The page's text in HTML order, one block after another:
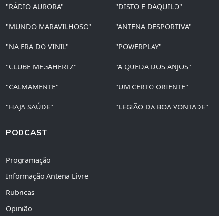
"RÁDIO AURORA" "DISTO E DAQUILO"
"MUNDO MARAVILHOSO" "ANTENA DESPORTIVA"
"NA ERA DO VINIL" "POWERPLAY"
"CLUBE MEGAHERTZ" "A QUEDA DOS ANJOS"
"CALMAMENTE" "UM CERTO ORIENTE"
"HAJA SAÚDE" "LEGIÃO DA BOA VONTADE"
PODCAST
Programação
Informação Antena Livre
Rubricas
Opinião